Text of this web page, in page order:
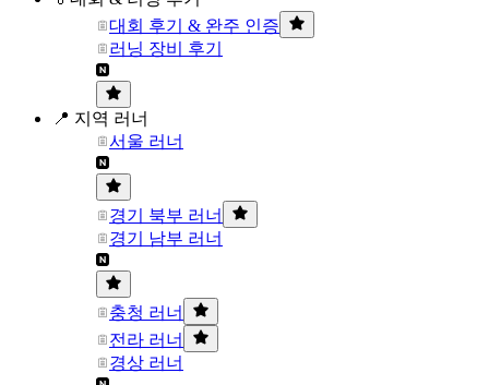
대회 후기 & 완주 인증
러닝 장비 후기
📍 지역 러너
서울 러너
경기 북부 러너
경기 남부 러너
충청 러너
전라 러너
경상 러너